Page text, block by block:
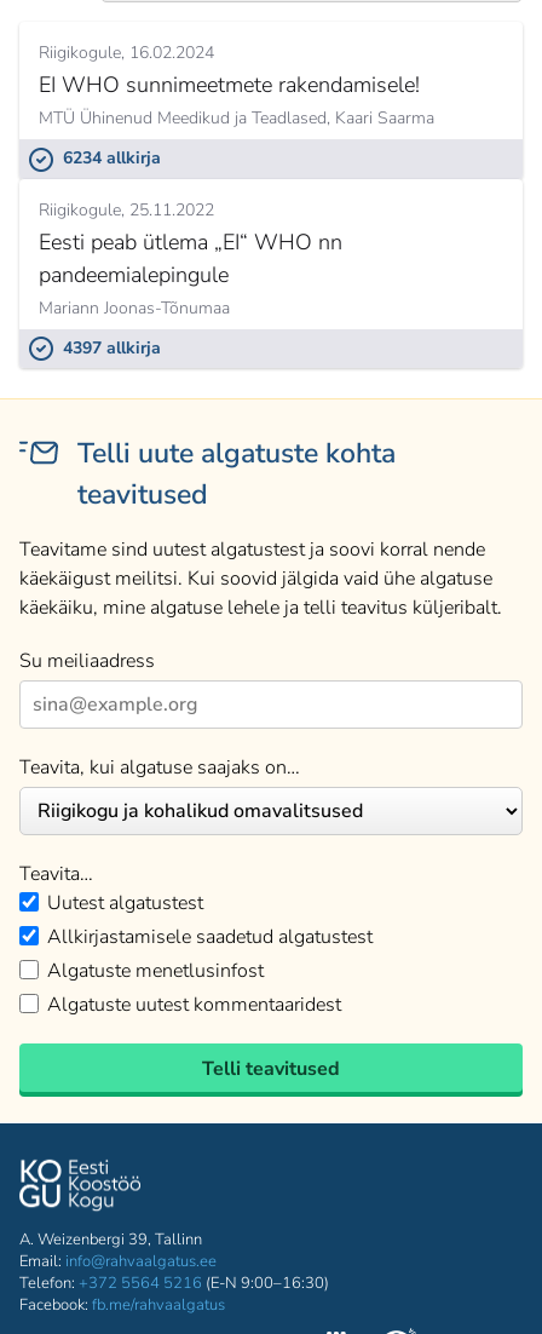
Riigikogule 16.02.2024
EI WHO sunnimeetmete rakendamisele!
MTÜ Ühinenud Meedikud ja Teadlased, Kaari Saarma
6234 allkirja
Riigikogule 25.11.2022
Eesti peab ütlema „EI“ WHO nn
pandeemialepingule
Mariann Joonas-Tõnumaa
4397 allkirja
Telli uute algatuste kohta
teavitused
Teavitame sind uutest algatustest ja soovi korral nende
käekäigust meilitsi. Kui soovid jälgida vaid ühe algatuse
käekäiku, mine algatuse lehele ja telli teavitus küljeribalt.
Su meiliaadress
Teavita, kui algatuse saajaks on…
Teavita…
Uutest algatustest
Allkirjastamisele saadetud algatustest
Algatuste menetlusinfost
Algatuste uutest kommentaaridest
Telli teavitused
A. Weizenbergi 39, Tallinn
Email: info@rahvaalgatus.ee
Telefon: +372 5564 5216 (E-N 9:00–16:30)
Facebook: fb.me/rahvaalgatus